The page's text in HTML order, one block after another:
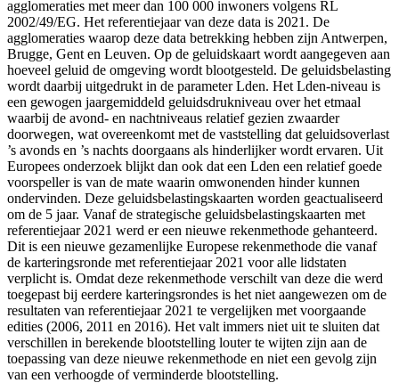
agglomeraties met meer dan 100 000 inwoners volgens RL
2002/49/EG. Het referentiejaar van deze data is 2021. De
agglomeraties waarop deze data betrekking hebben zijn Antwerpen,
Brugge, Gent en Leuven. Op de geluidskaart wordt aangegeven aan
hoeveel geluid de omgeving wordt blootgesteld. De geluidsbelasting
wordt daarbij uitgedrukt in de parameter Lden. Het Lden-niveau is
een gewogen jaargemiddeld geluidsdrukniveau over het etmaal
waarbij de avond- en nachtniveaus relatief gezien zwaarder
doorwegen, wat overeenkomt met de vaststelling dat geluidsoverlast
’s avonds en ’s nachts doorgaans als hinderlijker wordt ervaren. Uit
Europees onderzoek blijkt dan ook dat een Lden een relatief goede
voorspeller is van de mate waarin omwonenden hinder kunnen
ondervinden. Deze geluidsbelastingskaarten worden geactualiseerd
om de 5 jaar. Vanaf de strategische geluidsbelastingskaarten met
referentiejaar 2021 werd er een nieuwe rekenmethode gehanteerd.
Dit is een nieuwe gezamenlijke Europese rekenmethode die vanaf
de karteringsronde met referentiejaar 2021 voor alle lidstaten
verplicht is. Omdat deze rekenmethode verschilt van deze die werd
toegepast bij eerdere karteringsrondes is het niet aangewezen om de
resultaten van referentiejaar 2021 te vergelijken met voorgaande
edities (2006, 2011 en 2016). Het valt immers niet uit te sluiten dat
verschillen in berekende blootstelling louter te wijten zijn aan de
toepassing van deze nieuwe rekenmethode en niet een gevolg zijn
van een verhoogde of verminderde blootstelling.